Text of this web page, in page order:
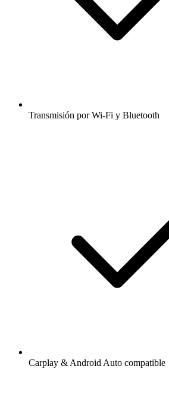
Transmisión por Wi-Fi y Bluetooth
Carplay & Android Auto compatible